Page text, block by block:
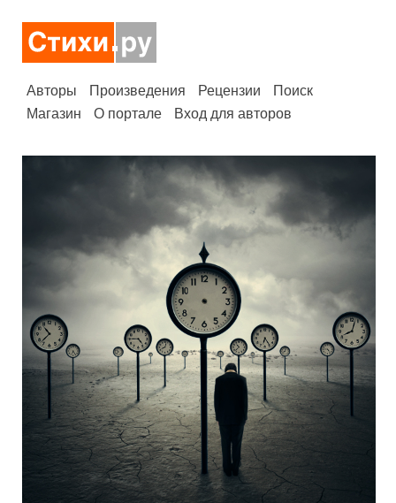
Авторы Произведения Рецензии
Поиск
Магазин
О портале Вход для авторов